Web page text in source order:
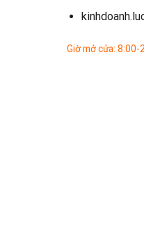
Giờ mở cửa: 8:00-